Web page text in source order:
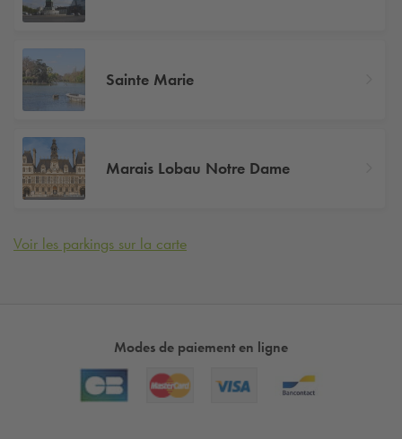
Sainte Marie
Marais Lobau Notre Dame
Voir les parkings sur la carte
Modes de paiement en ligne